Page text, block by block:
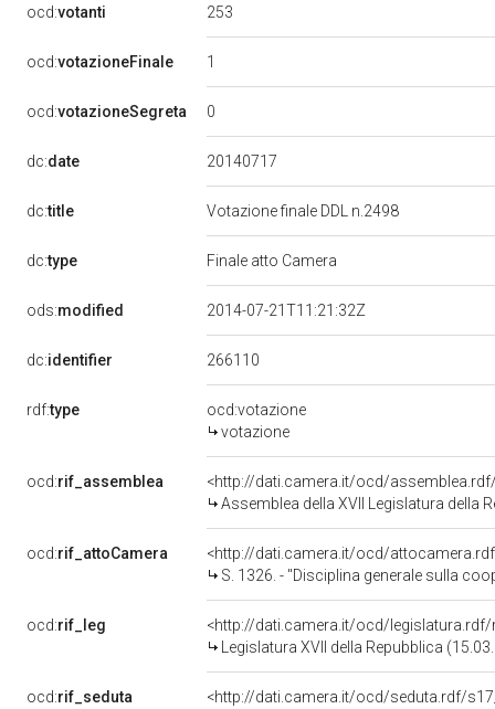
ocd:votanti 253
ocd:votazioneFinale 1
ocd:votazioneSegreta 0
dc:date 20140717
dc:title Votazione finale DDL n.2498
dc:type Finale atto Camera
ods:modified 2014-07-21T11:21:32Z
dc:identifier 266110
rdf:type
ocd:votazione
votazione
ocd:rif_assemblea
<http://dati.camera.it/ocd/
Assemblea della XVII Legislatura della
ocd:rif_attoCamera
<http://dati.camera.it/ocd/
S. 1326. - "Disciplina generale sulla
ocd:rif_leg
<http://dati.camera.it/ocd/legislatura.rdf/
Legislatura XVII della Repubblica
ocd:rif_seduta
<http://dati.camera.it/ocd/seduta.rdf/